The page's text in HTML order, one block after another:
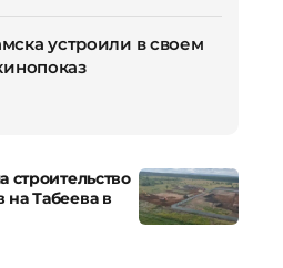
устроили в своем
строительство
Табеева в